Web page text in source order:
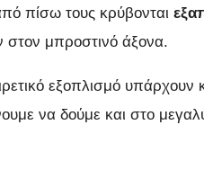
πίσω τους κρύβονται
στον μπροστινό άξονα.
εξοπλισμό υπάρχουν
να δούμε και στο